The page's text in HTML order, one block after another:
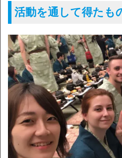
活動を通して得たも